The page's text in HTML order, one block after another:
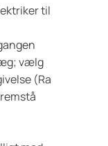
til
vælg
(Ra